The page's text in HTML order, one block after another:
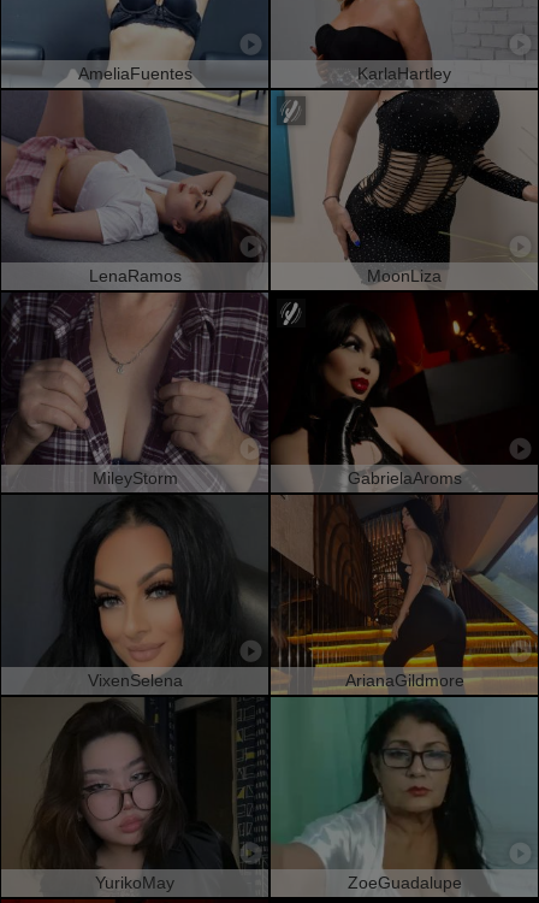
AmeliaFuentes KarlaHartley
LenaRamos MoonLiza
MileyStorm GabrielaAroms
VixenSelena ArianaGildmore
YurikoMay ZoeGuadalupe